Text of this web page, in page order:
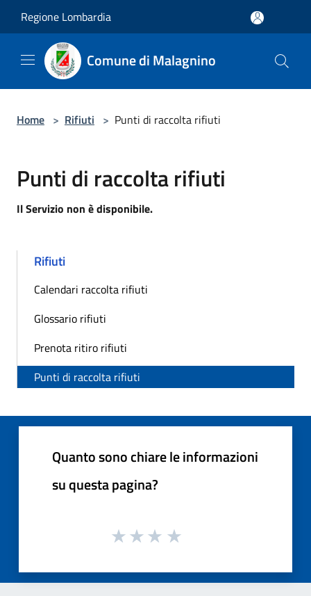
Regione Lombardia
Comune di Malagnino
Home > Rifiuti > Punti di raccolta rifiuti
Punti di raccolta rifiuti
Il Servizio non è disponibile.
Rifiuti
Calendari raccolta rifiuti
Glossario rifiuti
Prenota ritiro rifiuti
Punti di raccolta rifiuti
Quanto sono chiare le informazioni
su questa pagina?